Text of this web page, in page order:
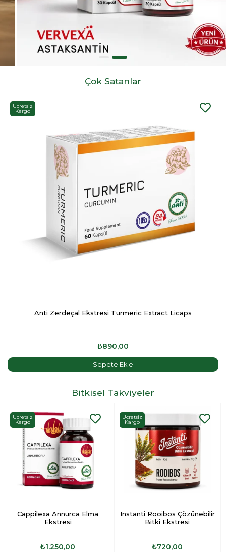
Çok Satanlar
Anti Zerdeçal Ekstresi Turmeric Extract Licaps
₺890,00
Sepete Ekle
Ücretsiz
Kargo
Bitkisel Takviyeler
Cappilexa Annurca Elma
Ekstresi
₺1.250,00
Ücretsiz
Kargo
Instanti Rooibos Çözünebilir
Bitki Ekstresi
₺720,00
Ücretsiz
Kargo